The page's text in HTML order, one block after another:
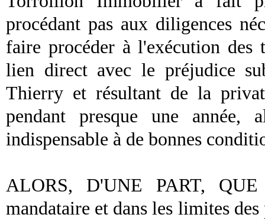
procédant pas aux diligences
faire procéder à l'exécution
lien direct avec le préjudice
Thierry et résultant de la
pendant presque une année,
indispensable à de bonnes
ALORS, D'UNE PART,
mandataire et dans les limites